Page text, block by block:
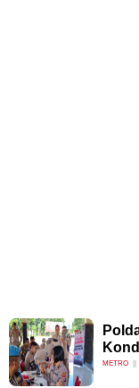
METRO